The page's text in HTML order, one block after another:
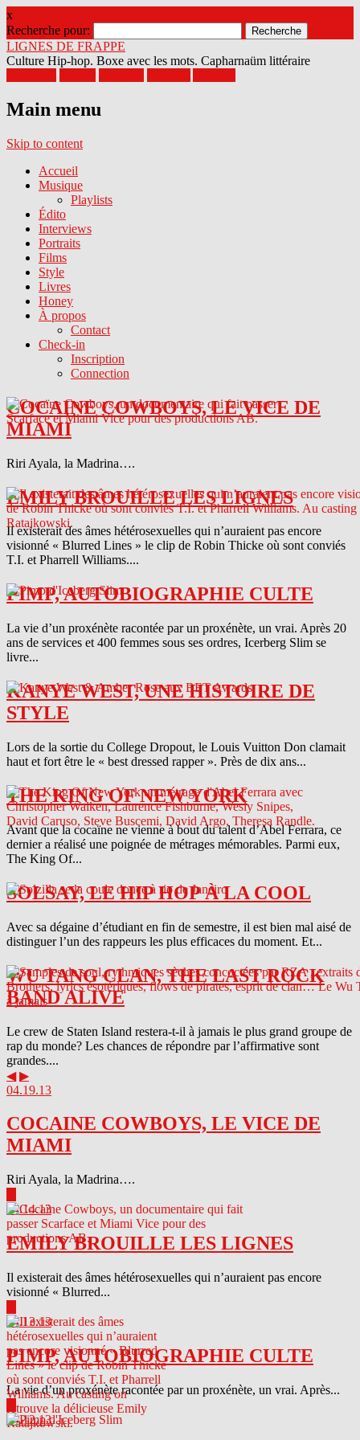
x
Recherche pour:
LIGNES DE FRAPPE
Culture Hip-hop. Boxe avec les mots. Capharnaüm littéraire
Main menu
Skip to content
Accueil
Musique
Playlists
Édito
Interviews
Portraits
Films
Style
Livres
Honey
À propos
Contact
Check-in
Inscription
Connection
COCAINE COWBOYS, LE VICE DE
MIAMI
Riri Ayala, la Madrina….
EMILY BROUILLE LES LIGNES
Il existerait des âmes hétérosexuelles qui n’auraient pas encore
visionné « Blurred Lines » le clip de Robin Thicke où sont conviés
T.I. et Pharrell Williams....
PIMP, AUTOBIOGRAPHIE CULTE
La vie d’un proxénète racontée par un proxénète, un vrai. Après 20
ans de services et 400 femmes sous ses ordres, Icerberg Slim se
livre...
KANYE WEST, UNE HISTOIRE DE
STYLE
Lors de la sortie du College Dropout, le Louis Vuitton Don clamait
haut et fort être le « best dressed rapper ». Près de dix ans...
THE KING OF NEW YORK
Avant que la cocaïne ne vienne à bout du talent d’Abel Ferrara, ce
dernier a réalisé une poignée de métrages mémorables. Parmi eux,
The King Of...
SOLSAY, LE HIP HOP À LA COOL
Avec sa dégaine d’étudiant en fin de semestre, il est bien mal aisé de
distinguer l’un des rappeurs les plus efficaces du moment. Et...
WU TANG CLAN, THE LAST ROCK
BAND ALIVE
Le crew de Staten Island restera-t-il à jamais le plus grand groupe de
rap du monde? Les chances de répondre par l’affirmative sont
grandes....
◀ ▶
04.19.13
COCAINE COWBOYS, LE VICE DE
MIAMI
Riri Ayala, la Madrina….
04.14.13
EMILY BROUILLE LES LIGNES
Il existerait des âmes hétérosexuelles qui n’auraient pas encore
visionné « Blurred...
04.13.13
PIMP, AUTOBIOGRAPHIE CULTE
La vie d’un proxénète racontée par un proxénète, un vrai. Après...
04.12.13